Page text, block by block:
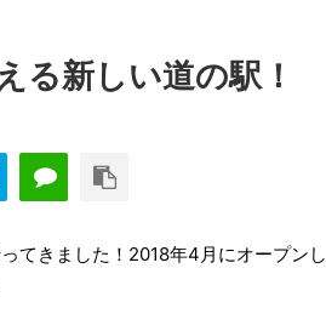
新しい道の駅！
てきました！2018年4月にオープンし